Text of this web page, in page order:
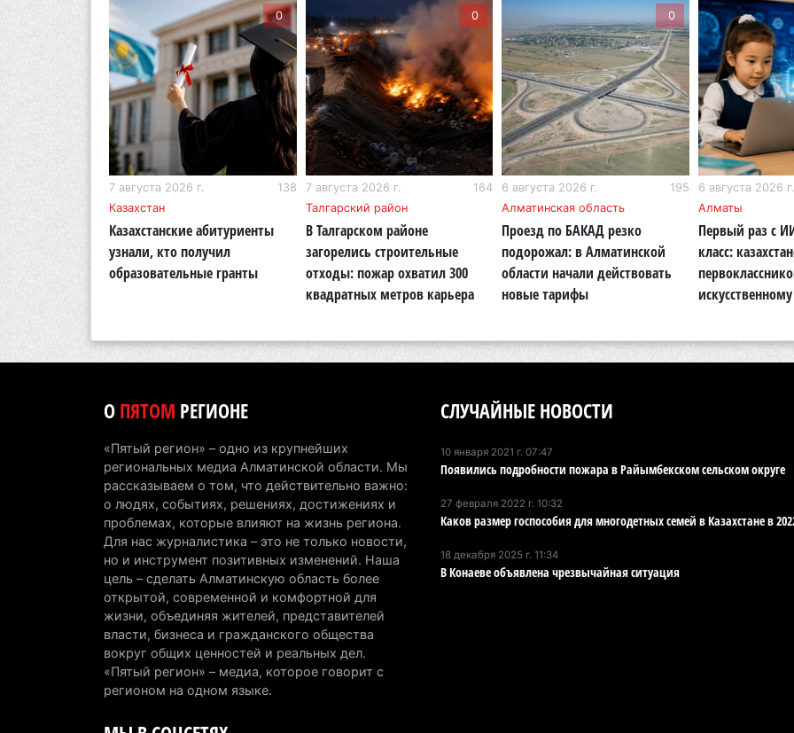
6
6
6
6
5
5
0
7 августа 2026 г.
138
Казахстан
Казахстанские абитуриенты
узнали, кто получил
образовательные гранты
0
7 августа 2026 г.
164
Талгарский район
В Талгарском районе
загорелись строительные
отходы: пожар охватил 300
квадратных метров карьера
0
6 августа 2026 г.
195
Алматинская область
Проезд по БАКАД резко
подорожал: в Алматинской
области начали действовать
новые тарифы
6 августа 2026 г.
Алматы
Первый раз с
класс:
ОПЯТОМ РЕГИОНЕ
«Пятый регион» – одно из крупнейших
региональных медиа Алматинской области. Мы
рассказываем о том, что действительно важно:
о людях, событиях, решениях, достижениях и
проблемах, которые влияют на жизнь региона.
Для нас журналистика – это не только новости,
но и инструмент позитивных изменений. Наша
цель – сделать Алматинскую область более
открытой, современной и комфортной для
жизни, объединяя жителей, представителей
власти, бизнеса и гражданского общества
вокруг общих ценностей и реальных дел.
«Пятый регион» – медиа, которое говорит с
регионом на одном языке.
СЛУЧАЙНЫЕ НОВОСТИ
10 января 2021 г. 07:47
Появились подробности пожара в Райымбекском сельском округе
27 февраля 2022 г. 10:32
Каков размер госпособия для многодетных семей в Казахстане в
18 декабря 2025 г. 11:34
В Конаеве объявлена чрезвычайная ситуация